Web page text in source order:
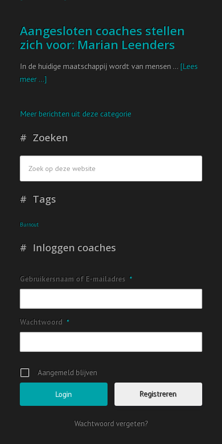
Aangesloten coaches stellen
zich voor: Marian Leenders
In de huidige maatschappij wordt van mensen … [Lees
meer ...]
Meer berichten uit deze categorie
Zoeken
Tags
Burnout
Inloggen coaches
Gebruikersnaam of E-mailadres *
Wachtwoord *
Aangemeld blijven
Registreren
Wachtwoord vergeten?